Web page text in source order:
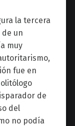
la tercera
un
muy
fue en
de
del
no podía